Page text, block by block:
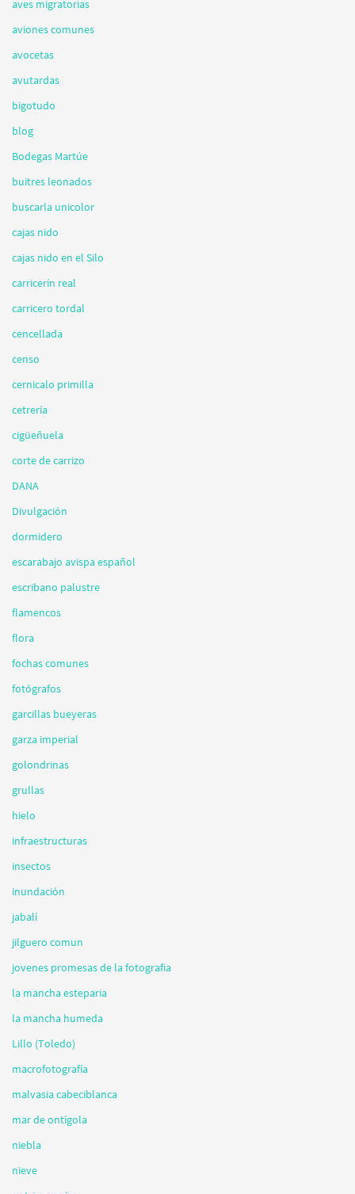
aves migratorias
aviones comunes
avocetas
avutardas
bigotudo
blog
Bodegas Martúe
buitres leonados
buscarla unicolor
cajas nido
cajas nido en el Silo
carricerín real
carricero tordal
cencellada
censo
cernicalo primilla
cetrería
cigüeñuela
corte de carrizo
DANA
Divulgación
dormidero
escarabajo avispa español
escribano palustre
flamencos
flora
fochas comunes
fotógrafos
garcillas bueyeras
garza imperial
golondrinas
grullas
hielo
infraestructuras
insectos
inundación
jabalí
jilguero comun
jovenes promesas de la fotografia
la mancha esteparia
la mancha humeda
Lillo (Toledo)
macrofotografía
malvasia cabeciblanca
mar de ontígola
niebla
nieve